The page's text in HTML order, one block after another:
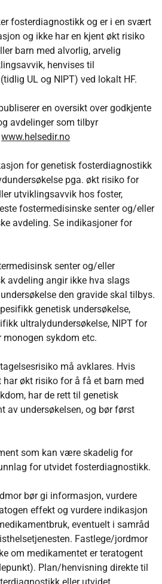
fosterdiagnostikk og er i en svært
og ikke har en kjent økt risiko
barn med alvorlig, arvelig
henvises til
UL og NIPT) ved lokalt HF.
en oversikt over godkjente
avdelinger som tilbyr
www.helsedir.no
for genetisk fosterdiagnostikk
pga. økt risiko for
utviklingsavvik hos foster,
fostermedisinske senter og/eller
avdeling. Se indikasjoner for
senter og/eller
avdeling angir ikke hva slags
den gravide skal tilbys.
genetisk undersøkelse,
ultralydundersøkelse, NIPT for
monogen sykdom etc.
må avklares. Hvis
har økt risiko for å få et barn med
har de rett til genetisk
av undersøkelsen, og bør først
som kan være skadelig for
for utvidet fosterdiagnostikk.
bør gi informasjon, vurdere
effekt og vurdere indikasjon
eventuelt i samråd
Fastlege/jordmor
om medikamentet er teratogent
Plan/henvisning direkte til